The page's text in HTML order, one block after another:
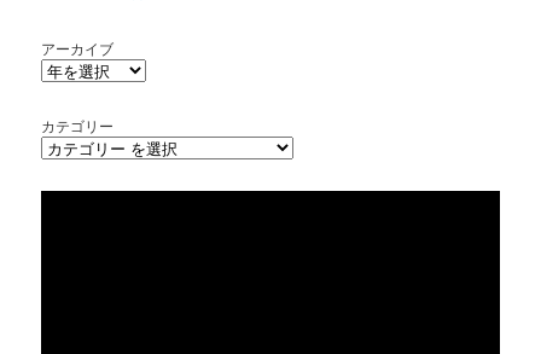
アーカイブ
カテゴリー